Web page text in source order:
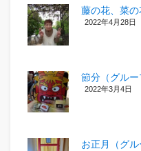
藤の花、菜
2022年4月28日
節分（グルー
2022年3月4日
お正月（グル